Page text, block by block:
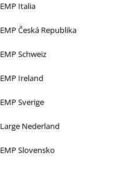
EMP Italia
EMP Česká Republika
EMP Schweiz
EMP Ireland
EMP Sverige
Large Nederland
EMP Slovensko